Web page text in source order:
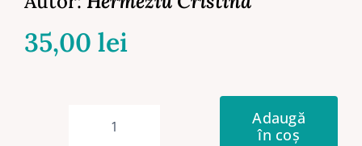
35,00 lei
Cantitate
Adaugă
în coș